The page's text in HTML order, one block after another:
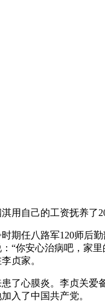
用自己的工资抚养了
期任八路军120师后
“你安心治病吧，家
贞家。
了心膜炎。李贞关爱
入了中国共产党。